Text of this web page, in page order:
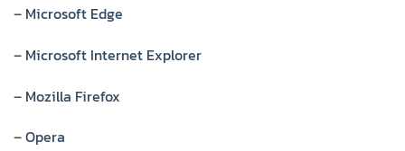
– Microsoft Edge
– Microsoft Internet Explorer
– Mozilla Firefox
–Opera